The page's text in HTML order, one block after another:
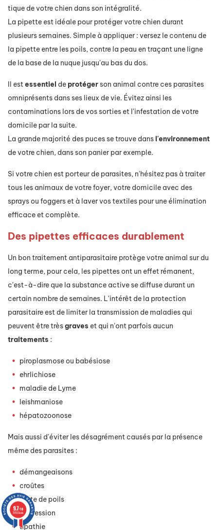
tique de votre chien dans son intégralité.
La pipette est idéale pour protéger votre chien durant
plusieurs semaines. Simple à appliquer : versez le contenu de
la pipette entre les poils, contre la peau en traçant une ligne
de la base de la nuque jusqu'au bas du dos.
Il estessentiel de protégerson animal contre ces parasites
omniprésents dans ses lieux de vie. Évitez ainsi les
contaminations lors de vos sorties et l'infestation de votre
domicile par la suite.
La grande majorité des puces se trouve dans l'environnement
de votre chien, dans son panier par exemple.
Si votre chien est porteur de parasites, n'hésitez pas à traiter
tous les animaux de votre foyer, votre domicile avec des
sprays ou foggers et à laver vos textiles pour une élimination
efficace et complète.
Des pipettes efficaces durablement
Un bon traitement antiparasitaire protège votre animal sur du
long terme, pour cela, les pipettes ont un effet rémanent,
c'est-à-dire que la substance active se diffuse durant un
certain nombre de semaines. L'intérêt de la protection
parasitaire est de limiter la transmission de maladies qui
peuvent être trèsgraves et qui n'ont parfois aucun
traitements :
piroplasmose ou babésiose
ehrlichiose
maladie de Lyme
leishmaniose
hépatozoonose
Mais aussi d'éviter les désagrément causés par la présence
même des parasites :
démangeaisons
croûtes
perte de poils
dépression
apathie
9.7/10
72553 avis